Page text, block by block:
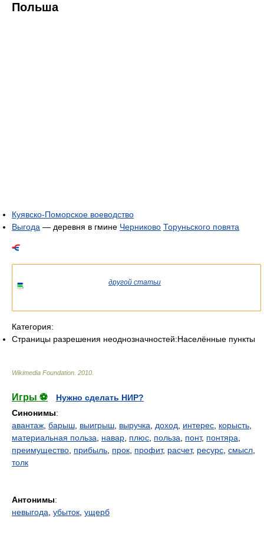
Польша
Куявско-Поморское воеводство
Выгода — деревня в гмине Черниково Торуньского повята
другой статьи
Категория:
Страницы разрешения неоднозначностей:Населённые пункты
Wikimedia Foundation 2010
Игры ⚽
Нужно сделать НИР?
Синонимы:
авантаж барыш выигрыш выручка доход интерес корысть
материальная польза
навар плюс польза понт, понтяра
преимущество прибыль прок профит, расчет, ресурс смысл
толк
Антонимы:
невыгода убыток ущерб